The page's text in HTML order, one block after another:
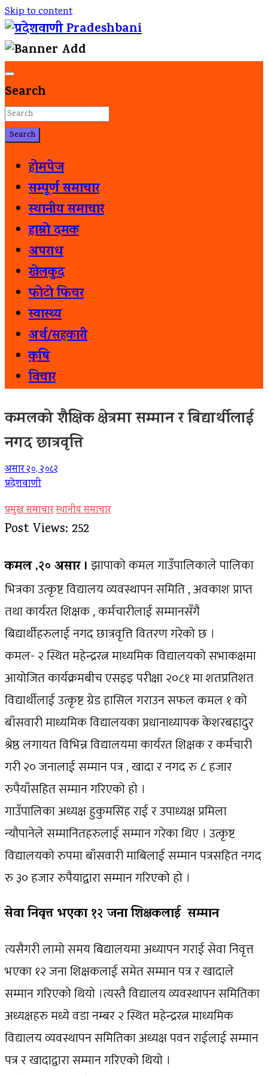
Skip to content
प्रदेशवाणी Pradeshbani
विकासकालागि संचार
Search
Search
होमपेज
सम्पूर्ण समाचार
स्थानीय समाचार
हाम्रो दमक
अपराध
खेलकुद
फोटो फिचर
स्वास्थ्य
अर्थ/सहकारी
कृषि
विचार
प्रमुख समाचारस्थानीय समाचार
कमलको शैक्षिक क्षेत्रमा सम्मान र बिद्यार्थीलाई
नगद छात्रवृत्ति
असार २०, २०८२
प्रदेशवाणी
Post Views: 252
कमल ,२० असार । झापाको कमल गाउँपालिकाले पालिका
भित्रका उत्कृष्ट विद्यालय व्यवस्थापन समिति , अवकाश प्राप्त
तथा कार्यरत शिक्षक , कर्मचारीलाई सम्मानसँगै
बिद्यार्थीहरुलाई नगद छात्रवृत्ति वितरण गरेको छ ।
कमल- २ स्थित महेन्द्ररत्न माध्यमिक विद्यालयको सभाकक्षमा
आयोजित कार्यक्रमबीच एसइइ परीक्षा २०८१ मा शतप्रतिशत
विद्यार्थीलाई उत्कृष्ट ग्रेड हासिल गराउन सफल कमल १ को
बाँसवारी माध्यमिक विद्यालयका प्रधानाध्यापक केशरबहादुर
श्रेष्ठ लगायत विभिन्न विद्यालयमा कार्यरत शिक्षक र कर्मचारी
गरी २० जनालाई सम्मान पत्र , खादा र नगद रु ८ हजार
रुपैयाँसहित सम्मान गरिएको हो ।
गाउँपालिका अध्यक्ष हुकुमसिंह राई र उपाध्यक्ष प्रमिला
न्यौपानेले सम्मानितहरुलाई सम्मान गरेका थिए । उत्कृष्ट
विद्यालयको रुपमा बाँसवारी माबिलाई सम्मान पत्रसहित नगद
रु ३० हजार रुपैयाद्वारा सम्मान गरिएको हो ।
सेवा निवृत्त भएका १२ जना शिक्षकलाई सम्मान
त्यसैगरी लामो समय बिद्यालयमा अध्यापन गराई सेवा निवृत्त
भएका १२ जना शिक्षकलाई समेत सम्मान पत्र र खादाले
सम्मान गरिएको थियो ।त्यस्तै विद्यालय व्यवस्थापन समितिका
अध्यक्षहरु मध्ये वडा नम्बर २ स्थित महेन्द्ररत्न माध्यमिक
विद्यालय व्यवस्थापन समितिका अध्यक्ष पवन राईलाई सम्मान
पत्र र खादाद्वारा सम्मान गरिएको थियो ।